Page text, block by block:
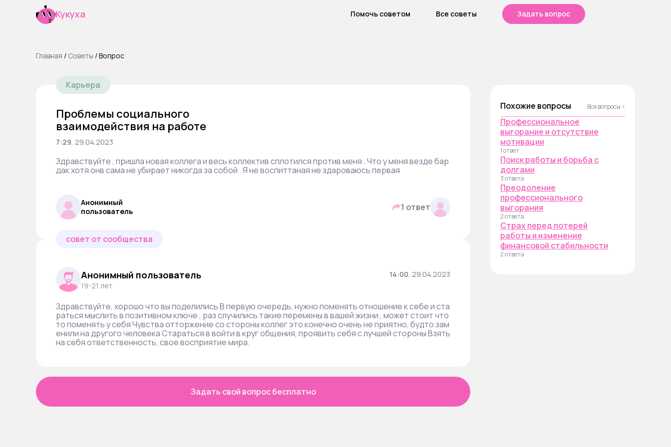
Кукуха Помочь советом Все советы Задать вопрос
Главная / Cоветы /Вопрос
Карьера
Проблемы социального
взаимодействия на работе
7:29, 29.04.2023
Здравствуйте , пришла новая коллега и весь коллектив сплотился против меня . Что у меня везде бар
дак хотя онв сама не убирает никогда за собой . Я не воспиттаная не здароваюсь первая
Анонимный
пользователь
1 ответ
совет от сообщества
Анонимный пользователь
19-21 лет
14:00, 29.04.2023
Здравствуйте, хорошо что вы поделились В первую очередь, нужно поменять отношение к себе и ста
раться мыслить в позитивном ключе , раз случились такие перемены в вашей жизни , может стоит что
то поменять у себя Чувства отторжение со стороны коллег это конечно очень не приятно, будто зам
енили на другого человека Стараться в войти в круг общения, проявить себя с лучшей стороны Взять
на себя ответственность, свое восприятие мира.
Задать свой вопрос бесплатно
Похожие вопросы Все вопросы ›
Профессиональное
выгорание и отсутствие
мотивации
1 ответ
Поиск работы и борьба с
долгами
3 ответа
Преодоление
профессионального
выгорания
2 ответа
Страх перед потерей
работы и изменение
финансовой стабильности
2 ответа